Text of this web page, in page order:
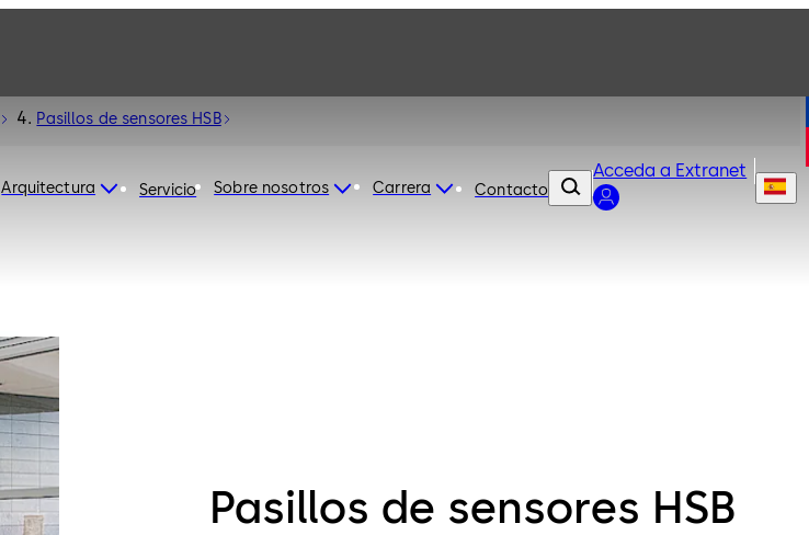
Arquitectura Servicio Sobre nosotros Carrera Contacto
Acceda a Extranet
Pasillos de sensores HSB
Pasillos de sensores HSB